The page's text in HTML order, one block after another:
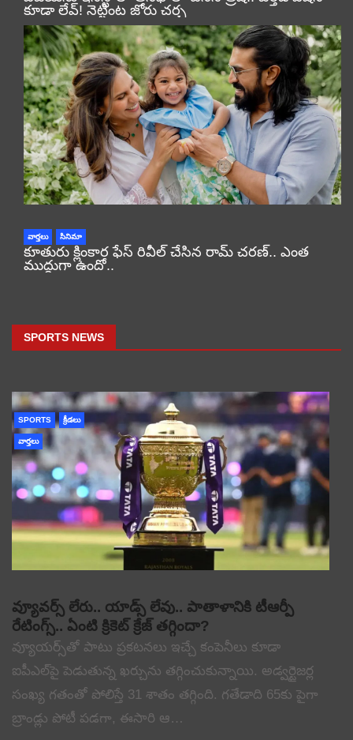
కూడా లేవ్! నెట్టింట జోరు చర్చ
వార్తలు సినిమా
కూతురు క్లింకార ఫేస్ రివీల్ చేసిన రామ్ చరణ్.. ఎంత
ముద్దుగా ఉందో..
SPORTS NEWS
SPORTS క్రీడలు
వార్తలు
వ్యూవర్స్ లేరు.. యాడ్స్ లేవు.. పాతాళానికి టీఆర్పీ
రేటింగ్స్.. ఏంటి క్రికెట్ క్రేజ్ తగ్గిందా?
వ్యూయర్స్‌తో పాటు ప్రకటనలు ఇచ్చే కంపెనీలు కూడా
ఐపీఎల్‌పై పెడుతున్న ఖర్చును తగ్గించుకున్నాయి. అడ్వర్టైజర్ల
సంఖ్య గతంతో పోలిస్తే 31 శాతం తగ్గింది. గతేడాది 65కు పైగా
బ్రాండ్లు పోటీ పడగా, ఈసారి ఆ…